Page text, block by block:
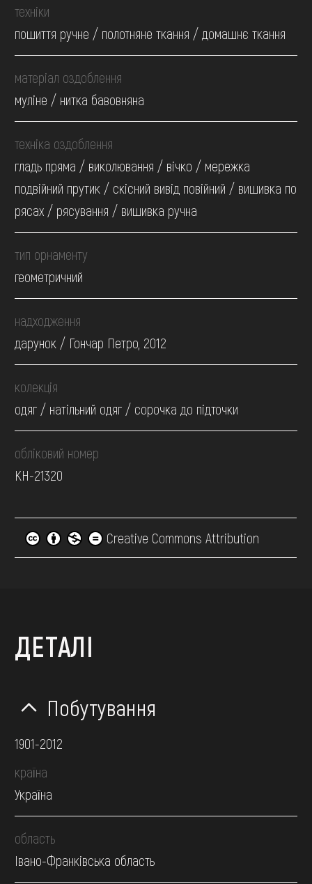
техніки
пошиття ручне / полотняне ткання / домашнє ткання
матеріал оздоблення
муліне / нитка бавовняна
техніка оздоблення
гладь пряма / виколювання / вічко / мережка
подвійний прутик / скісний вивід повійний / вишивка по
рясах / рясування / вишивка ручна
тип орнаменту
геометричний
надходження
дарунок / Гончар Петро, 2012
колекція
одяг / натільний одяг / сорочка до підточки
обліковий номер
КН-21320
Creative Commons Attribution
ДЕТАЛІ
Побутування
1901-2012
країна
Україна
область
Івано-Франківська область